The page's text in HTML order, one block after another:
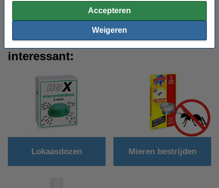
Accepteren
Weigeren
Iets anders nodig? Mogelijk ook
interessant:
Lokaasdozen Mieren bestrijden